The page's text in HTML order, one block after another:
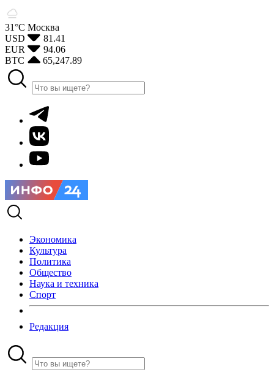
31°С Москва
USD
81.41
EUR
94.06
BTC
65,247.89
Экономика
Культура
Политика
Общество
Наука и техника
Спорт
Редакция